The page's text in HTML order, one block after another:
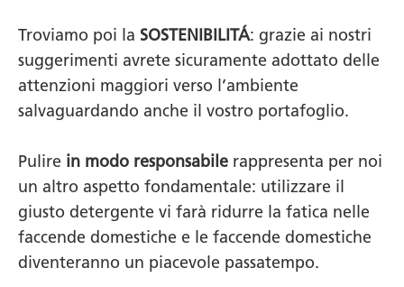
Troviamo poi la SOSTENIBILITÁ: grazie ai nostri
suggerimenti avrete sicuramente adottato delle
attenzioni maggiori verso l’ambiente
salvaguardando anche il vostro portafoglio.
Pulire in modo responsabile rappresenta per noi
un altro aspetto fondamentale: utilizzare il
giusto detergente vi farà ridurre la fatica nelle
faccende domestiche e le faccende domestiche
diventeranno un piacevole passatempo.